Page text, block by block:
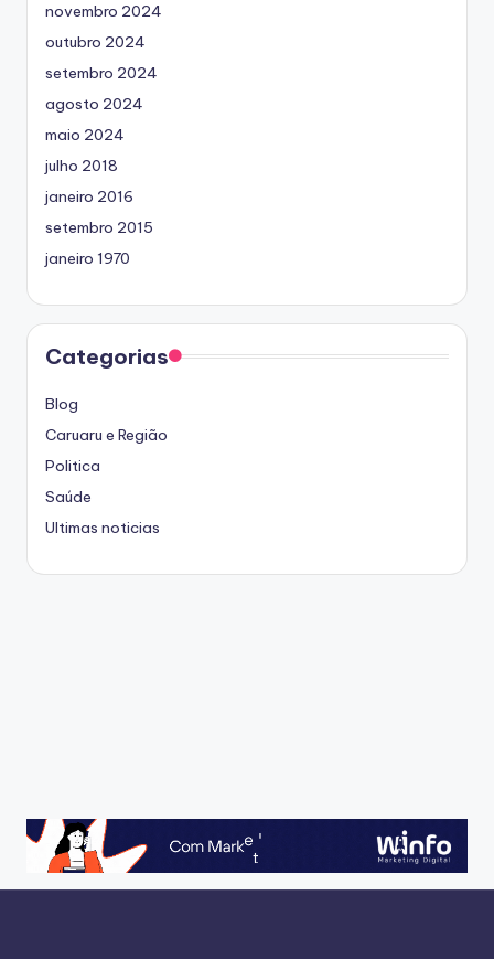
novembro 2024
outubro 2024
setembro 2024
agosto 2024
maio 2024
julho 2018
janeiro 2016
setembro 2015
janeiro 1970
Categorias
Blog
Caruaru e Região
Politica
Saúde
Ultimas noticias